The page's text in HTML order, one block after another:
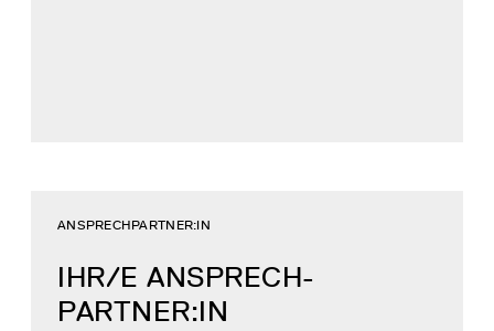
IHR/E ANSPRECH­
PARTNER:IN
ANSPRECHPARTNER:IN